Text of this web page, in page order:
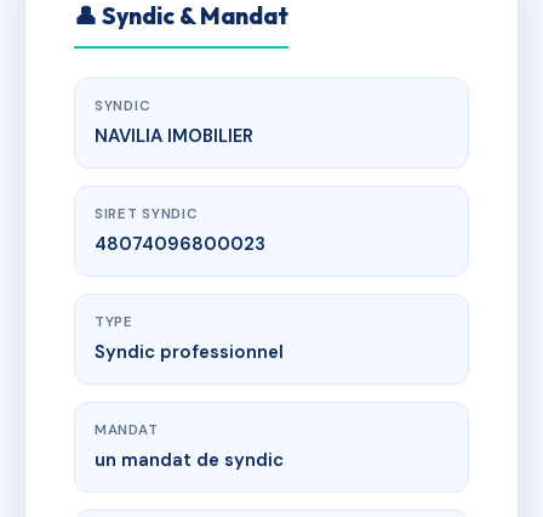
👤 Syndic & Mandat
SYNDIC
NAVILIA IMOBILIER
SIRET SYNDIC
48074096800023
TYPE
Syndic professionnel
MANDAT
un mandat de syndic